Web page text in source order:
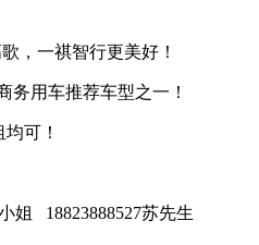
，一祺智行更美好！
务用车推荐车型之一！
可！
姐 18823888527苏先生